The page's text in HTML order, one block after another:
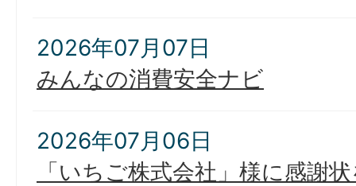
2026年07月07日
みんなの消費安全ナビ
2026年07月06日
「いちご株式会社」様に感謝